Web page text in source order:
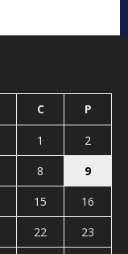
C P
1
2
8
9
15
16
22
23